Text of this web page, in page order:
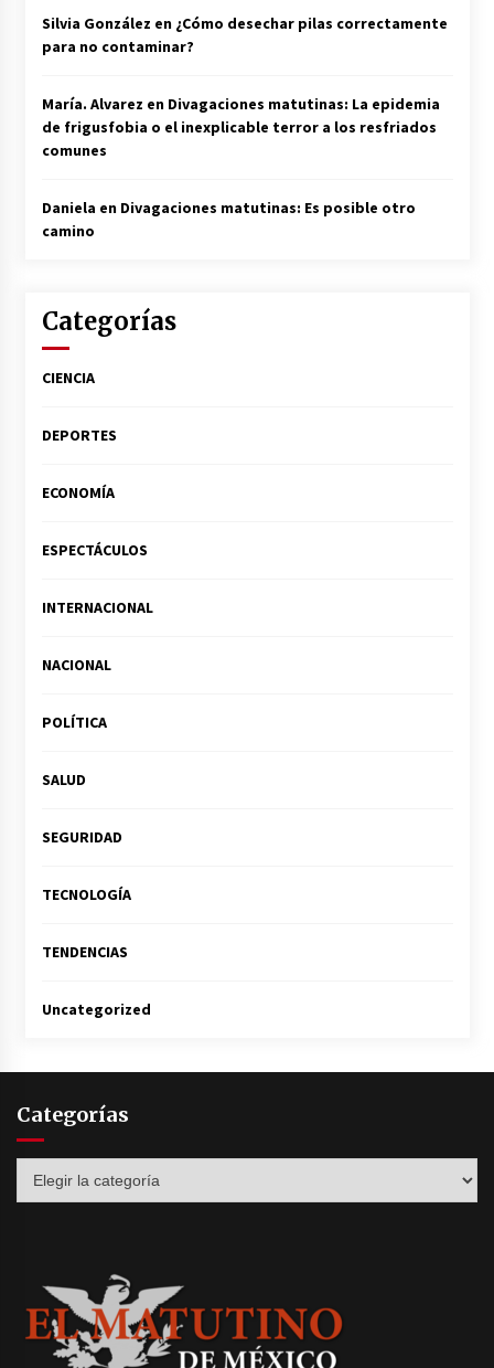
Silvia González en ¿Cómo desechar pilas correctamente
para no contaminar?
María. Alvarez en Divagaciones matutinas: La epidemia
de frigusfobia o el inexplicable terror a los resfriados
comunes
Daniela en Divagaciones matutinas: Es posible otro
camino
Categorías
CIENCIA
DEPORTES
ECONOMÍA
ESPECTÁCULOS
INTERNACIONAL
NACIONAL
POLÍTICA
SALUD
SEGURIDAD
TECNOLOGÍA
TENDENCIAS
Uncategorized
Categorías